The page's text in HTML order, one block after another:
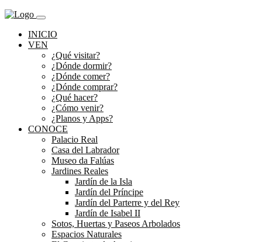
INICIO
VEN
¿Qué visitar?
¿Dónde dormir?
¿Dónde comer?
¿Dónde comprar?
¿Qué hacer?
¿Cómo venir?
¿Planos y Apps?
CONOCE
Palacio Real
Casa del Labrador
Museo da Falúas
Jardines Reales
Jardín de la Isla
Jardín del Príncipe
Jardín del Parterre y del Rey
Jardín de Isabel II
Sotos, Huertas y Paseos Arbolados
Espacios Naturales